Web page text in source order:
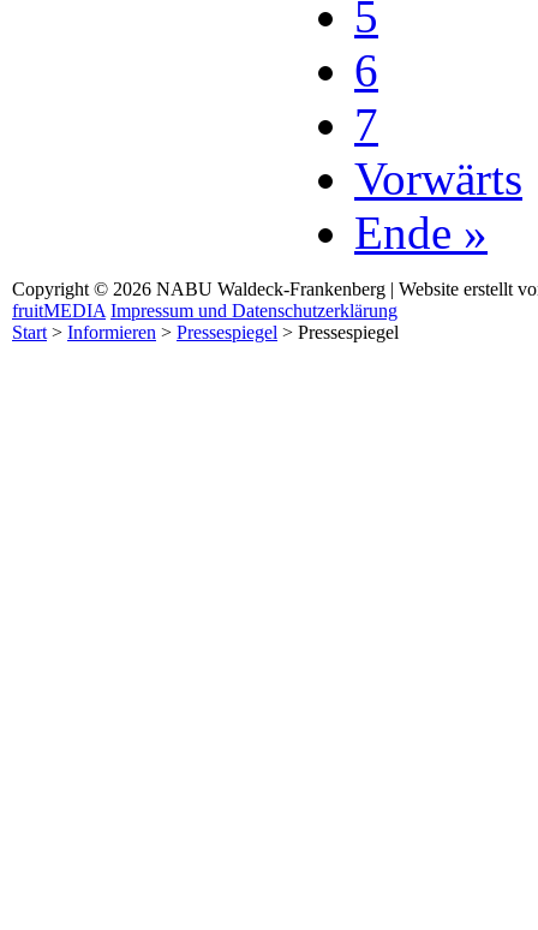
5
6
7
Vorwärts
Ende »
Copyright © 2026 NABU Waldeck-Frankenberg | Website erstellt
fruitMEDIA Impressum und Datenschutzerklärung
Start> Informieren > Pressespiegel > Pressespiegel